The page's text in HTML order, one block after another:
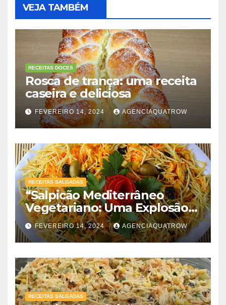
VEJA TAMBÉM
RECEITAS DOCES
Rosca de trança: uma receita
caseira e deliciosa
FEVEREIRO 14, 2024 AGENCIAQUATROW
RECEITAS SALGADAS
“Salpicão Mediterrâneo
Vegetariano: Uma Explosão
de Sabores!”
FEVEREIRO 14, 2024 AGENCIAQUATROW
RECEITAS SALGADAS